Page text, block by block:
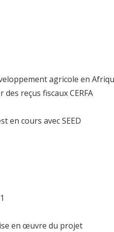
agricole en
reçus fiscaux CERFA
en cours avec SEED
en œuvre du projet